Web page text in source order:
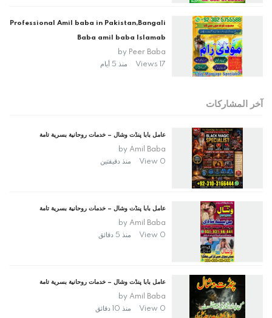
Professional Amil baba in Pakistan,Bangali
Baba amil baba Islamab
by Peer Baba
17 Views
منذ 5 أيام
آخر المشاركات
عامل بابا پنڈت وشال – خدمات روحانية بسرية تامة
by Amil Baba
0 View
منذ دقيقتين
عامل بابا پنڈت وشال – خدمات روحانية بسرية تامة
by Amil Baba
0 View
منذ 5 دقائق
عامل بابا پنڈت وشال – خدمات روحانية بسرية تامة
by Amil Baba
0 View
منذ 10 دقائق